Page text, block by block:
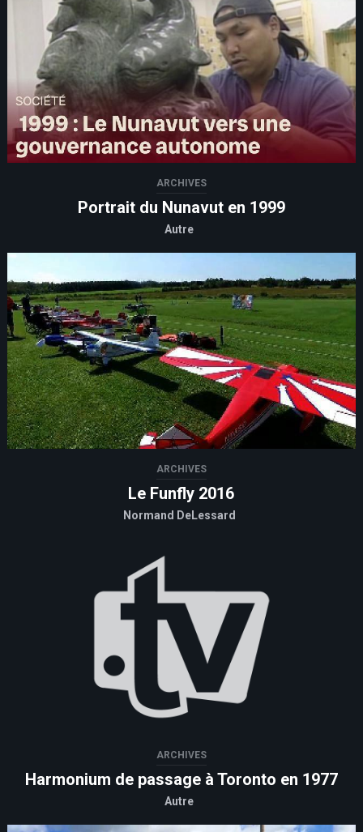
ARCHIVES
Portrait du Nunavut en 1999
Autre
ARCHIVES
Le Funfly 2016
Normand DeLessard
ARCHIVES
Harmonium de passage à Toronto en 1977
Autre